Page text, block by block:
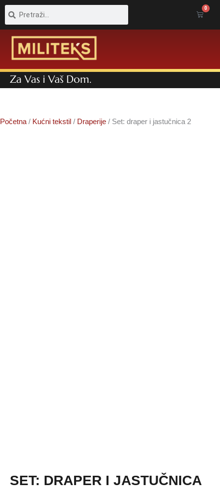
Pretraga 0
Cart
Za Vas i Vaš Dom.
Početna / Kućni tekstil / Draperije / Set: draper i jastučnica 2
SET: DRAPER I JASTUČNICA